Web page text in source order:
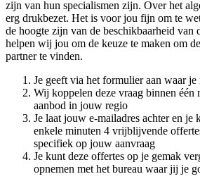
zijn van hun specialismen zijn. Over het
erg drukbezet. Het is voor jou fijn om te
de hoogte zijn van de beschikbaarheid van
helpen wij jou om de keuze te maken om
partner te vinden.
Je geeft via het formulier aan waar je
Wij koppelen deze vraag binnen één
aanbod in jouw regio
Je laat jouw e-mailadres achter en je
enkele minuten 4 vrijblijvende
specifiek op jouw aanvraag
Je kunt deze offertes op je gemak
opnemen met het bureau waar jij je